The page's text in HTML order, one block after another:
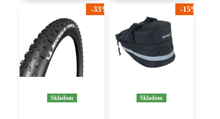
-33%
Skladom
-15%
Skladom